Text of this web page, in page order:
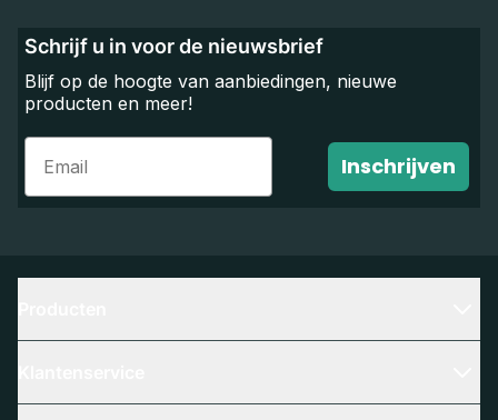
Schrijf u in voor de nieuwsbrief
Blijf op de hoogte van aanbiedingen, nieuwe
producten en meer!
Email
Inschrijven